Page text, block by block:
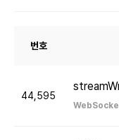
번호
44,595